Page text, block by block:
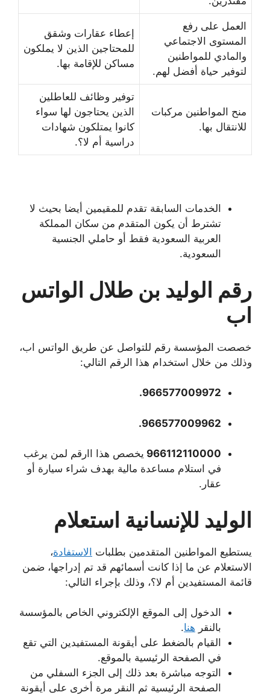
العمل على رفع
المستوى الاجتماعي
والمادي للمواطنين
لتوفير حياة أفضل لهم.
إعطاء عقارات وشقق
للمحتاجين الذين لا يملكون
مساكن للإقامة بها.
منح المواطنين مركبات
للانتقال بها.
توفير وظائف للعاطلين
الذين يحتاجون لها سواء
كانوا يمتلكون شهادات
دراسية أم لا؟.
الخدمات السابقة تقدم للمقيمين أيضا بحيث لا
تشترط أن يكون المتقدم من سكان المملكة
العربية السعودية فقط أو حاملي الجنسية
السعودية.
رقم الوليد بن طلال الواتس
اب
خصصت المؤسسة رقم للتواصل عن طريق الواتس اب،
وذلك من خلال استخدام هذا الرقم التالي:
966577009972.
966577009962.
966112110000 يخصص هذا اارقم لمن يرغب
في استلام مساعدة مالية بهدف شراء سيارة أو
عقار.
الوليد للإنسانية استعلام
يستطيع المواطنين المتقدمين بطلبات الاستفادة،
الاستعلام عن ما إذا كانت أسمائهم قد تم إدراجها، ضمن
قائمة المستفيدين أم لا؟، وذلك بإجراء التالي:
الدخول إلى الموقع الإلكتروني الخاص بالمؤسسة
بالنقر هنا.
القيام بالضغط على أيقونة المستفيدين التي تقع
في الصفحة الرئيسية بالموقع.
التوجه مباشرة بعد ذلك إلى الجزء السفلي من
الصفحة الرئيسية ثم النقر مرة أخرى على أيقونة